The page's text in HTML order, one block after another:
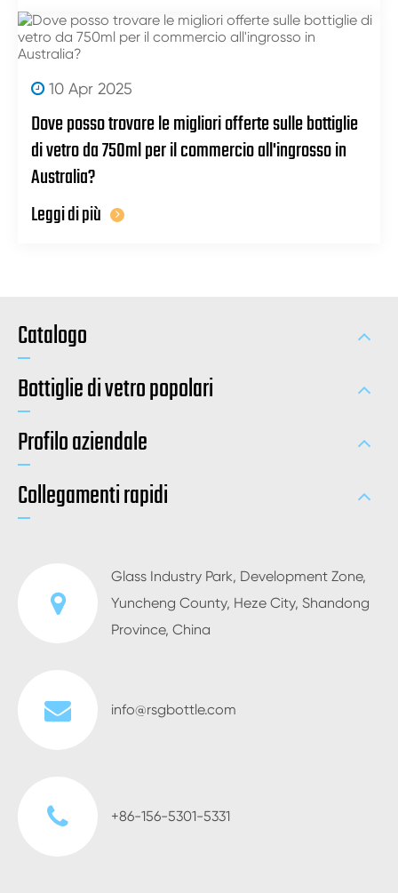
10 Apr 2025
Dove posso trovare le migliori offerte sulle bottiglie
di vetro da 750ml per il commercio all'ingrosso in
Australia?
Leggi di più
Catalogo
Bottiglie di vetro popolari
Profilo aziendale
Collegamenti rapidi
Glass Industry Park, Development Zone,
Yuncheng County, Heze City, Shandong
Province, China
info@rsgbottle.com
+86-156-5301-5331